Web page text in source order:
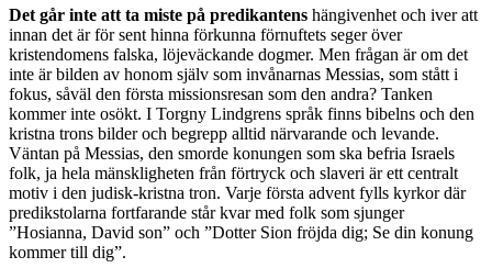
Det går inte att ta miste på predikantens hängivenhet och iver att
innan det är för sent hinna förkunna förnuftets seger över
kristendomens falska, löjeväckande dogmer. Men frågan är om det
inte är bilden av honom själv som invånarnas Messias, som stått i
fokus, såväl den första missionsresan som den andra? Tanken
kommer inte osökt. I Torgny Lindgrens språk finns bibelns och den
kristna trons bilder och begrepp alltid närvarande och levande.
Väntan på Messias, den smorde konungen som ska befria Israels
folk, ja hela mänskligheten från förtryck och slaveri är ett centralt
motiv i den judisk-kristna tron. Varje första advent fylls kyrkor där
predikstolarna fortfarande står kvar med folk som sjunger
”Hosianna, David son” och ”Dotter Sion fröjda dig; Se din konung
kommer till dig”.